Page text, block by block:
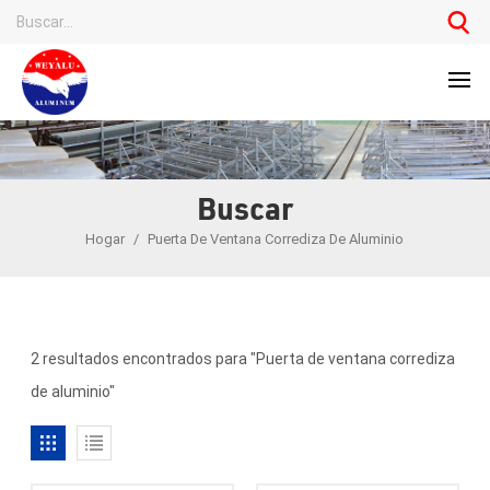
Buscar
Hogar / Puerta De Ventana Corrediza De Aluminio
2 resultados encontrados para "Puerta de ventana corrediza
de aluminio"